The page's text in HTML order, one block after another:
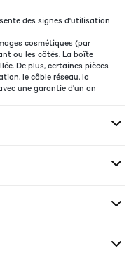
des signes d'utilisation
cosmétiques (par
ou les côtés. La boîte
De plus, certaines pièces
le câble réseau, la
une garantie d'un an